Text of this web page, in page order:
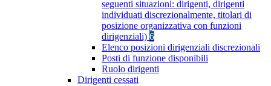
seguenti situazioni: dirigenti, dirigenti
individuati discrezionalmente, titolari di
posizione organizzativa con funzioni
dirigenziali) 6
Elenco posizioni dirigenziali discrezionali
Posti di funzione disponibili
Ruolo dirigenti
Dirigenti cessati